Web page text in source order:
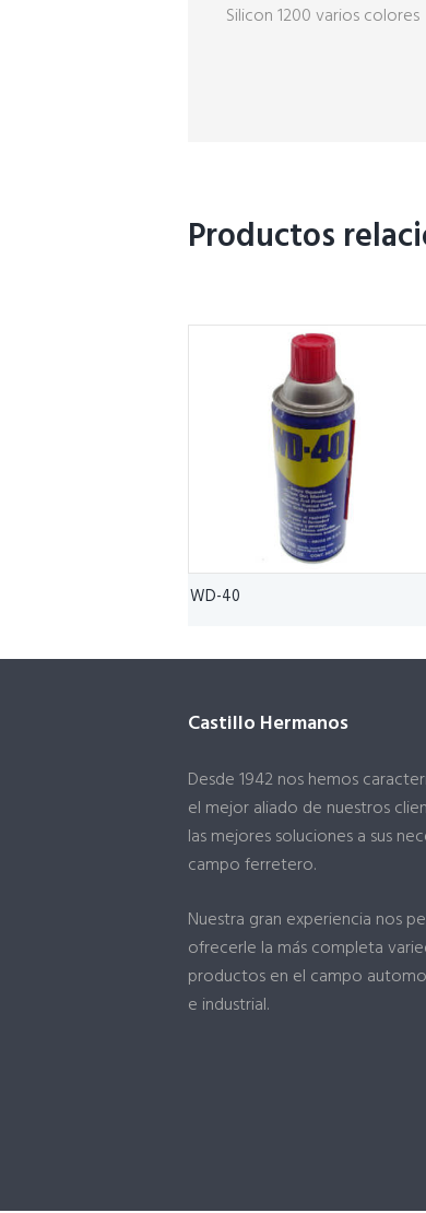
Silicon 1200 varios colores
Productos
WD-40
Castillo Hermanos
Desde 1942 nos hemos
el mejor aliado de nuestros
las mejores soluciones a sus
campo ferretero.
Nuestra gran experiencia nos
ofrecerle la más completa
productos en el campo
e industrial.